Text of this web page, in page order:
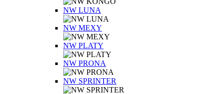
NW LUNA
NW MEXY
NW PLATY
NW PRONA
NW SPRINTER